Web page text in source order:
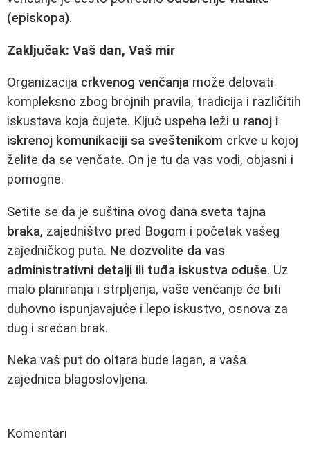
(episkopa).
Zaključak: Vaš dan, Vaš mir
Organizacija crkvenog venčanja može delovati
kompleksno zbog brojnih pravila, tradicija i različitih
iskustava koja čujete. Ključ uspeha leži u ranoj i
iskrenoj komunikaciji sa sveštenikom crkve u kojoj
želite da se venčate. On je tu da vas vodi, objasni i
pomogne.
Setite se da je suština ovog dana sveta tajna
braka, zajedništvo pred Bogom i početak vašeg
zajedničkog puta. Ne dozvolite da vas
administrativni detalji ili tuđa iskustva oduše. Uz
malo planiranja i strpljenja, vaše venčanje će biti
duhovno ispunjavajuće i lepo iskustvo, osnova za
dug i srećan brak.
Neka vaš put do oltara bude lagan, a vaša
zajednica blagoslovljena.
Komentari